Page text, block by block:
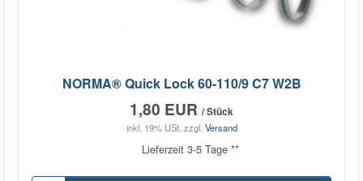
NORMA® Quick Lock 60-110/9 C7 W2B
1,80 EUR / Stück
inkl. 19% USt. zzgl. Versand
Lieferzeit 3-5 Tage **